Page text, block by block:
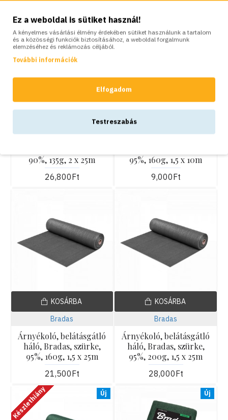
Készlethiány
90%, 135g, 2 x 25m
26,800Ft
KOSÁRBA
95%, 160g, 1,5 x 10m
9,000Ft
KOSÁRBA
Bradas
Árnyékoló, belátásgátló
háló, Bradas, szürke,
95%, 160g, 1,5 x 25m
21,500Ft
KOSÁRBA
Bradas
Árnyékoló, belátásgátló
háló, Bradas, szürke,
95%, 200g, 1,5 x 25m
28,000Ft
KOSÁRBA
Új
Készlethiány Új
Ez a weboldal is sütiket használ!
A kényelmes vásárlási élmény érdekében sütiket használunk a tartalom
és a közösségi funkciók biztosításához, a weboldal forgalmunk
elemzéséhez és reklámozás céljából.
További információk
Elfogadom
Testreszabás